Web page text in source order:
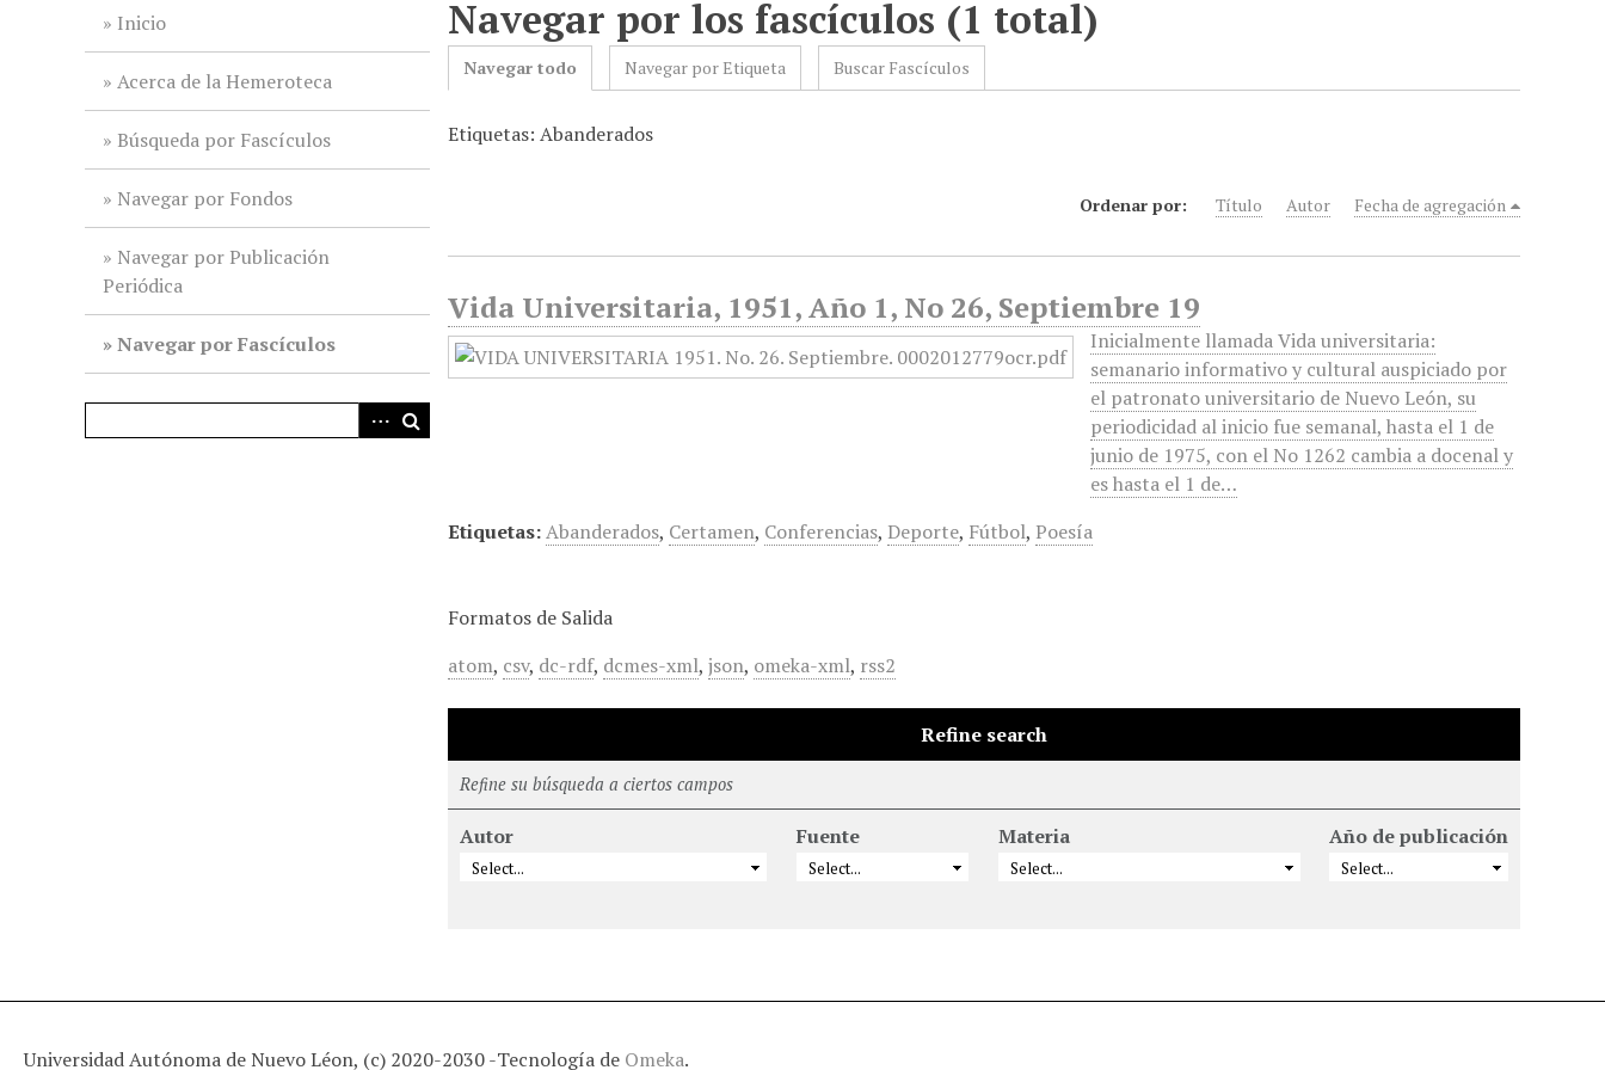
Inicio
Acerca de la Hemeroteca
Búsqueda por Fascículos
Navegar por Fondos
Navegar por Publicación
Periódica
Navegar por Fascículos
Navegar por los fascículos (1 total)
Navegar todo Navegar por Etiqueta Buscar Fascículos
Etiquetas: Abanderados
Ordenar por: Título Autor Fecha de agregación
Vida Universitaria, 1951, Año 1, No 26, Septiembre 19
Inicialmente llamada Vida universitaria:
semanario informativo y cultural auspiciado por
el patronato universitario de Nuevo León, su
periodicidad al inicio fue semanal, hasta el 1 de
junio de 1975, con el No 1262 cambia a docenal y
es hasta el 1 de…
Etiquetas:Abanderados, Certamen, Conferencias, Deporte, Fútbol, Poesía
Formatos de Salida
atom, csv, dc-rdf, dcmes-xml,json, omeka-xml, rss2
Refine search
Refine su búsqueda a ciertos campos
Autor Fuente Materia Año de publicación
Universidad Autónoma de Nuevo Léon, (c) 2020-2030 -Tecnología de Omeka.